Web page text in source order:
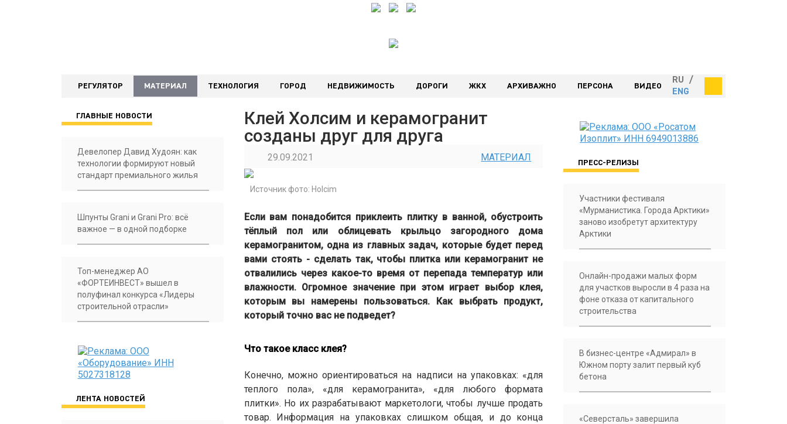
РЕГУЛЯТОР МАТЕРИАЛ ТЕХНОЛОГИЯ ГОРОД НЕДВИЖИМОСТЬ ДОРОГИ ЖКХ АРХИВАЖНО ПЕРСОНА ВИДЕО
RU
/
ENG
ГЛАВНЫЕ НОВОСТИ
Девелопер Давид Худоян: как
технологии формируют новый
стандарт премиального жилья
Шпунты Grani и Grani Pro: всё
важное — в одной подборке
Топ-менеджер АО
«ФОРТЕИНВЕСТ» вышел в
полуфинал конкурса «Лидеры
строительной отрасли»
ЛЕНТА НОВОСТЕЙ
Клей Холсим и керамогранит
созданы друг для друга
29.09.2021 МАТЕРИАЛ
Источник фото: Holcim
Если вам понадобится приклеить плитку в ванной, обустроить
тёплый пол или облицевать крыльцо загородного дома
керамогранитом, одна из главных задач, которые будет перед
вами стоять - сделать так, чтобы плитка или керамогранит не
отвалились через какое-то время от перепада температур или
влажности. Огромное значение при этом играет выбор клея,
которым вы намерены пользоваться. Как выбрать продукт,
который точно вас не подведет?
Что такое класс клея?
Конечно, можно ориентироваться на надписи на упаковках: «для
теплого пола», «для керамогранита», «для любого формата
плитки». Но их разрабатывают маркетологи, чтобы лучше продать
товар. Информация на упаковках слишком общая, и до конца
ПРЕСС-РЕЛИЗЫ
Участники фестиваля
«Мурманистика. Города Арктики»
заново изобретут архитектуру
Арктики
Онлайн-продажи малых форм
для участков выросли в 4 раза на
фоне отказа от капитального
строительства
В бизнес-центре «Адмирал» в
Южном порту залит первый куб
бетона
«Северсталь» завершила